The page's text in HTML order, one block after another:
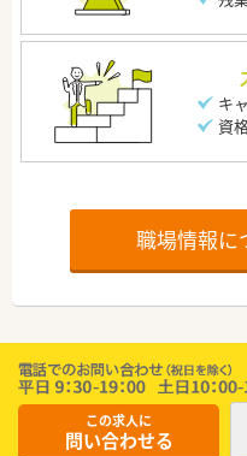
キ
資
職場情報に
この求人に
問い合わせる